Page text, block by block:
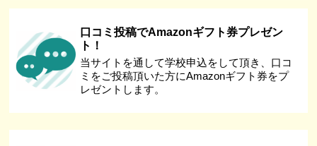
口コミ投稿でAmazonギフト券プレゼン
ト！
当サイトを通して学校申込をして頂き、口コ
ミをご投稿頂いた方にAmazonギフト券をプ
レゼントします。